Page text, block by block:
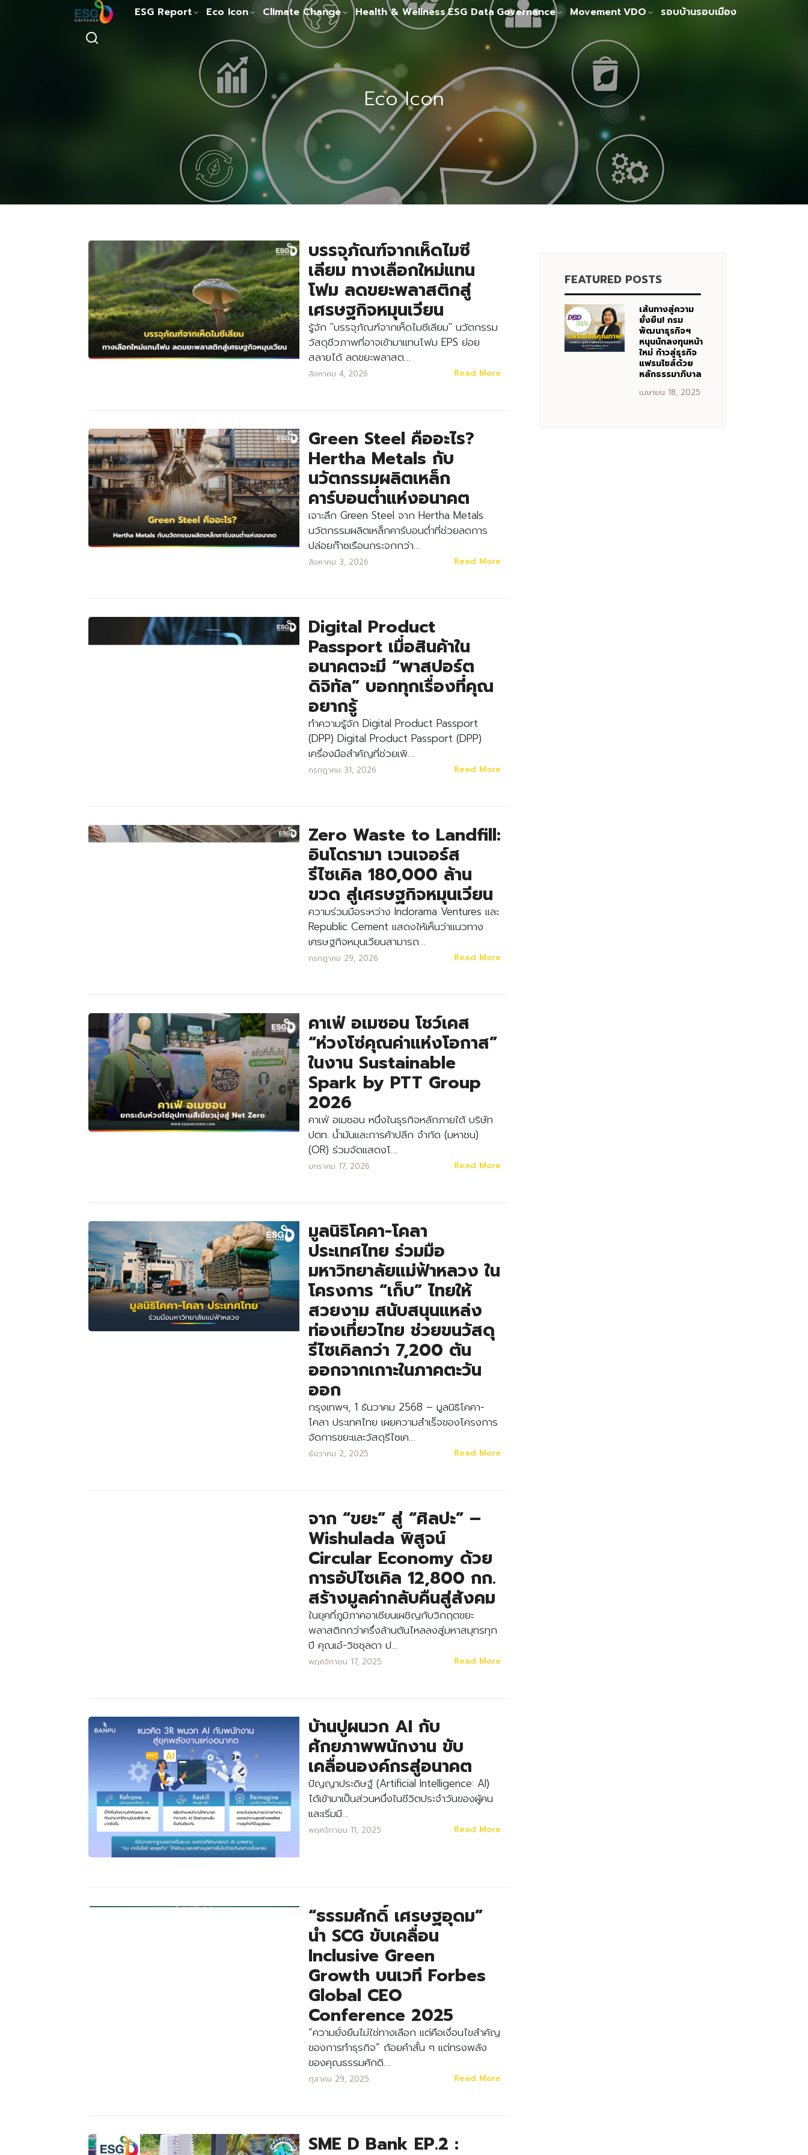
ESG Report Eco Icon Climate Change Health & Wellness ESG Data Governance MovementVDO รอบบ้านรอบเมือง
Search
for: Search
Eco Icon
บรรจุภัณฑ์จากเห็ดไมซี
เลียม ทางเลือกใหม่แทน
โฟม ลดขยะพลาสติกสู่
เศรษฐกิจหมุนเวียน
รู้จัก "บรรจุภัณฑ์จากเห็ดไมซีเลียม" นวัตกรรม
วัสดุชีวภาพที่อาจเข้ามาแทนโฟม EPS ย่อย
สลายได้ ลดขยะพลาสต…
สิงหาคม 4, 2026 Read More
Green Steel คืออะไร?
Hertha Metals กับ
นวัตกรรมผลิตเหล็ก
คาร์บอนต่ำแห่งอนาคต
เจาะลึก Green Steel จาก Hertha Metals
นวัตกรรมผลิตเหล็กคาร์บอนต่ำที่ช่วยลดการ
ปล่อยก๊าซเรือนกระจกกว่า…
สิงหาคม 3, 2026 Read More
Digital Product
Passport เมื่อสินค้าใน
อนาคตจะมี “พาสปอร์ต
ดิจิทัล” บอกทุกเรื่องที่คุณ
อยากรู้
ทำความรู้จัก Digital Product Passport
(DPP) Digital Product Passport (DPP)
เครื่องมือสำคัญที่ช่วยเพิ…
กรกฎาคม 31, 2026 Read More
Zero Waste to Landfill:
อินโดรามา เวนเจอร์ส
รีไซเคิล 180,000 ล้าน
ขวด สู่เศรษฐกิจหมุนเวียน
ความร่วมมือระหว่าง Indorama Ventures และ
Republic Cement แสดงให้เห็นว่าแนวทาง
เศรษฐกิจหมุนเวียนสามารถ…
กรกฎาคม 29, 2026 Read More
คาเฟ่ อเมซอน โชว์เคส
“ห่วงโซ่คุณค่าแห่งโอกาส”
ในงาน Sustainable
Spark by PTT Group
2026
คาเฟ่ อเมซอน หนึ่งในธุรกิจหลักภายใต้ บริษัท
ปตท. น้ำมันและการค้าปลีก จำกัด (มหาชน)
(OR) ร่วมจัดแสดงโ…
มกราคม 17, 2026 Read More
มูลนิธิโคคา-โคลา
ประเทศไทย ร่วมมือ
มหาวิทยาลัยแม่ฟ้าหลวง ใน
โครงการ “เก็บ” ไทยให้
สวยงาม สนับสนุนแหล่ง
ท่องเที่ยวไทย ช่วยขนวัสดุ
รีไซเคิลกว่า 7,200 ตัน
ออกจากเกาะในภาคตะวัน
ออก
กรุงเทพฯ, 1 ธันวาคม 2568 – มูลนิธิโคคา-
โคลา ประเทศไทย เผยความสำเร็จของโครงการ
จัดการขยะและวัสดุรีไซเค…
ธันวาคม 2, 2025 Read More
จาก “ขยะ” สู่ “ศิลปะ” –
Wishulada พิสูจน์
Circular Economy ด้วย
การอัปไซเคิล 12,800 กก.
สร้างมูลค่ากลับคืนสู่สังคม
ในยุคที่ภูมิภาคอาเซียนเผชิญกับวิกฤตขยะ
พลาสติกกว่าครึ่งล้านตันไหลลงสู่มหาสมุทรทุก
ปี คุณเอ๋-วิชชุลดา ป…
พฤศจิกายน 17, 2025 Read More
บ้านปูผนวก AI กับ
ศักยภาพพนักงาน ขับ
เคลื่อนองค์กรสู่อนาคต
ปัญญาประดิษฐ์ (Artificial Intelligence: AI)
ได้เข้ามาเป็นส่วนหนึ่งในชีวิตประจำวันของผู้คน
และเริ่มมี…
พฤศจิกายน 11, 2025 Read More
“ธรรมศักดิ์ เศรษฐอุดม”
นำ SCG ขับเคลื่อน
Inclusive Green
Growth บนเวที Forbes
Global CEO
Conference 2025
“ความยั่งยืนไม่ใช่ทางเลือก แต่คือเงื่อนไขสำคัญ
ของการทำธุรกิจ” ถ้อยคำสั้น ๆ แต่ทรงพลัง
ของคุณธรรมศักดิ…
ตุลาคม 29, 2025 Read More
SME D Bank EP.2 :
FEATURED POSTS
เส้นทางสู่ความ
ยั่งยืน! กรม
พัฒนาธุรกิจฯ
หนุนนักลงทุนหน้า
ใหม่ ก้าวสู่ธุรกิจ
แฟรนไชส์ด้วย
หลักธรรมาภิบาล
เมษายน 18, 2025